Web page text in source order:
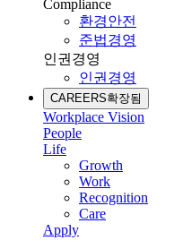
Compliance
환경안전
준법경영
인권경영
인권경영
CAREERS확장됨
Workplace Vision
People
Life
Growth
Work
Recognition
Care
Apply